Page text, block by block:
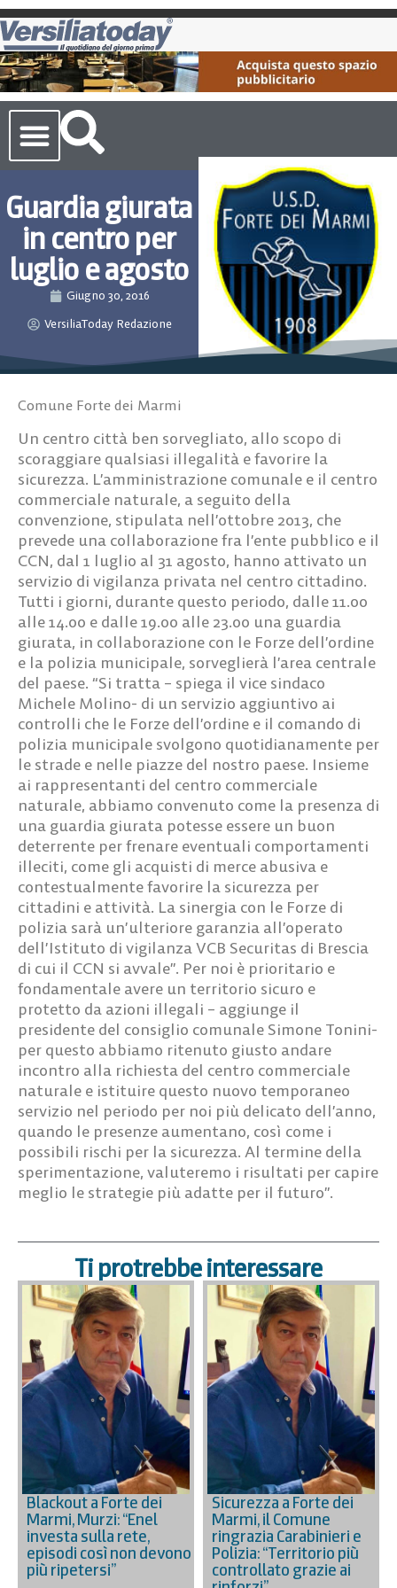
Guardia giurata
in centro per
luglio e agosto
Giugno 30, 2016
VersiliaToday Redazione
Comune Forte dei Marmi
Un centro città ben sorvegliato, allo scopo di
scoraggiare qualsiasi illegalità e favorire la
sicurezza. L’amministrazione comunale e il centro
commerciale naturale, a seguito della
convenzione, stipulata nell’ottobre 2013, che
prevede una collaborazione fra l’ente pubblico e il
CCN, dal 1 luglio al 31 agosto, hanno attivato un
servizio di vigilanza privata nel centro cittadino.
Tutti i giorni, durante questo periodo, dalle 11.00
alle 14.00 e dalle 19.00 alle 23.00 una guardia
giurata, in collaborazione con le Forze dell’ordine
e la polizia municipale, sorveglierà l’area centrale
del paese. “Si tratta – spiega il vice sindaco
Michele Molino- di un servizio aggiuntivo ai
controlli che le Forze dell’ordine e il comando di
polizia municipale svolgono quotidianamente per
le strade e nelle piazze del nostro paese. Insieme
ai rappresentanti del centro commerciale
naturale, abbiamo convenuto come la presenza di
una guardia giurata potesse essere un buon
deterrente per frenare eventuali comportamenti
illeciti, come gli acquisti di merce abusiva e
contestualmente favorire la sicurezza per
cittadini e attività. La sinergia con le Forze di
polizia sarà un’ulteriore garanzia all’operato
dell’Istituto di vigilanza VCB Securitas di Brescia
di cui il CCN si avvale”. Per noi è prioritario e
fondamentale avere un territorio sicuro e
protetto da azioni illegali – aggiunge il
presidente del consiglio comunale Simone Tonini-
per questo abbiamo ritenuto giusto andare
incontro alla richiesta del centro commerciale
naturale e istituire questo nuovo temporaneo
servizio nel periodo per noi più delicato dell’anno,
quando le presenze aumentano, così come i
possibili rischi per la sicurezza. Al termine della
sperimentazione, valuteremo i risultati per capire
meglio le strategie più adatte per il futuro”.
Ti protrebbe interessare
Blackout a Forte dei
Marmi, Murzi: “Enel
investa sulla rete,
episodi così non devono
più ripetersi”
Sicurezza a Forte dei
Marmi, il Comune
ringrazia Carabinieri e
Polizia: “Territorio più
controllato grazie ai